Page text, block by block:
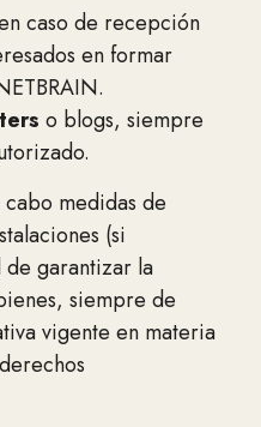
caso de recepción
en formar
o blogs, siempre
medidas de
(si
garantizar la
siempre de
vigente en materia